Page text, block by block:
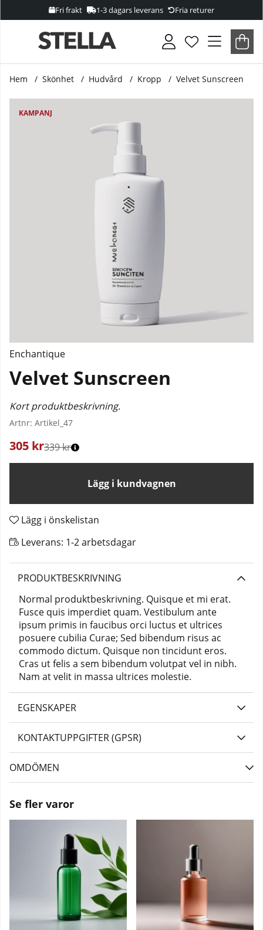
Fri frakt 1-3 dagars leverans Fria returer
.
Hem Skönhet Hudvård Kropp Velvet Sunscreen
KAMPANJ
Enchantique
Velvet Sunscreen
Kort produktbeskrivning.
Artnr: Artikel_47
305 kr339 kr
Lägg i kundvagnen
Lägg i önskelistan
Leverans: 1-2 arbetsdagar
PRODUKTBESKRIVNING
Normal produktbeskrivning. Quisque et mi erat.
Fusce quis imperdiet quam. Vestibulum ante
ipsum primis in faucibus orci luctus et ultrices
posuere cubilia Curae; Sed bibendum risus ac
commodo dictum. Quisque non tincidunt eros.
Cras ut felis a sem bibendum volutpat vel in nibh.
Nam at velit in massa ultrices molestie.
EGENSKAPER
KONTAKTUPPGIFTER (GPSR)
OMDÖMEN
Se fler varor